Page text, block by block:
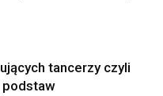
tancerzy czyli
podstaw